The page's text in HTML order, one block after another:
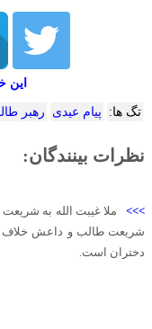
این
تگ ها: پیام عیدی رهبر
نظرات بینندگان:
>>> ملا غیبت الله به شریعت
شریعت طالب و داعش خلاف
دختران است.